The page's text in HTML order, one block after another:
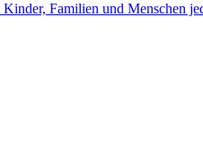
Familien und Menschen